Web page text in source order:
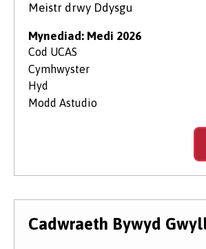
Dyddiad Dechrau
Dull Astudio'r Cwrs
Meistr drwy Ddysgu
Mynediad: Medi 2026
Cod UCAS
Cymhwyster
Hyd
Modd Astudio
Cadwraeth Bywyd